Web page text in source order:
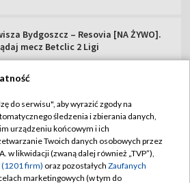
Bydgoszcz – Resovia [NA ŻYWO].
mecz Betclic 2 Ligi
TVP
Abonament TVP
Sklep TVP
Regulamin TVP
prywatności
do serwisu", aby wyrazić zgody na
śledzenia i zbierania danych,
urządzeniu końcowym i ich
Twoich danych osobowych przez
w likwidacji (zwaną dalej również „TVP”),
(1201 firm) oraz pozostałych Zaufanych
marketingowych (w tym do